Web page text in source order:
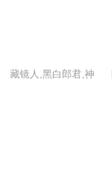
藏镜人,黑白郎君,神